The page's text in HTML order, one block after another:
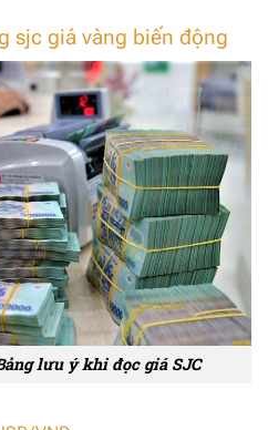
sjc giá vàng biến động
lưu ý khi đọc giá SJC